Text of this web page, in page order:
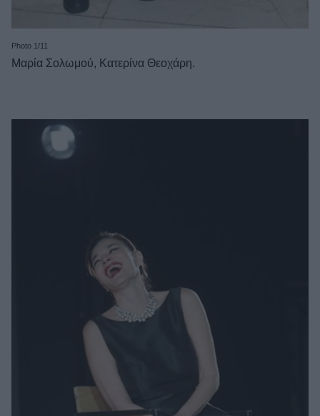
Photo 1/11
Μαρία Σολωμού, Κατερίνα Θεοχάρη.